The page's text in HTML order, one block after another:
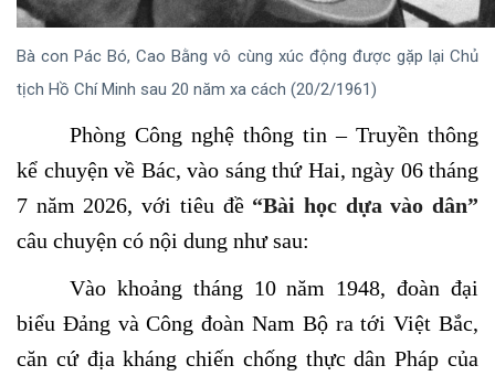
Bà con Pác Bó, Cao Bằng vô cùng xúc động được gặp lại Chủ
tịch Hồ Chí Minh sau 20 năm xa cách (20/2/1961)
Phòng Công nghệ thông tin – Truyền thông
kể chuyện về Bác, vào sáng thứ Hai, ngày 06 tháng
7 năm 2026, với tiêu đề “Bài học dựa vào dân”
câu chuyện có nội dung như sau:
Vào khoảng tháng 10 năm 1948, đoàn đại
biểu Đảng và Công đoàn Nam Bộ ra tới Việt Bắc,
căn cứ địa kháng chiến chống thực dân Pháp của